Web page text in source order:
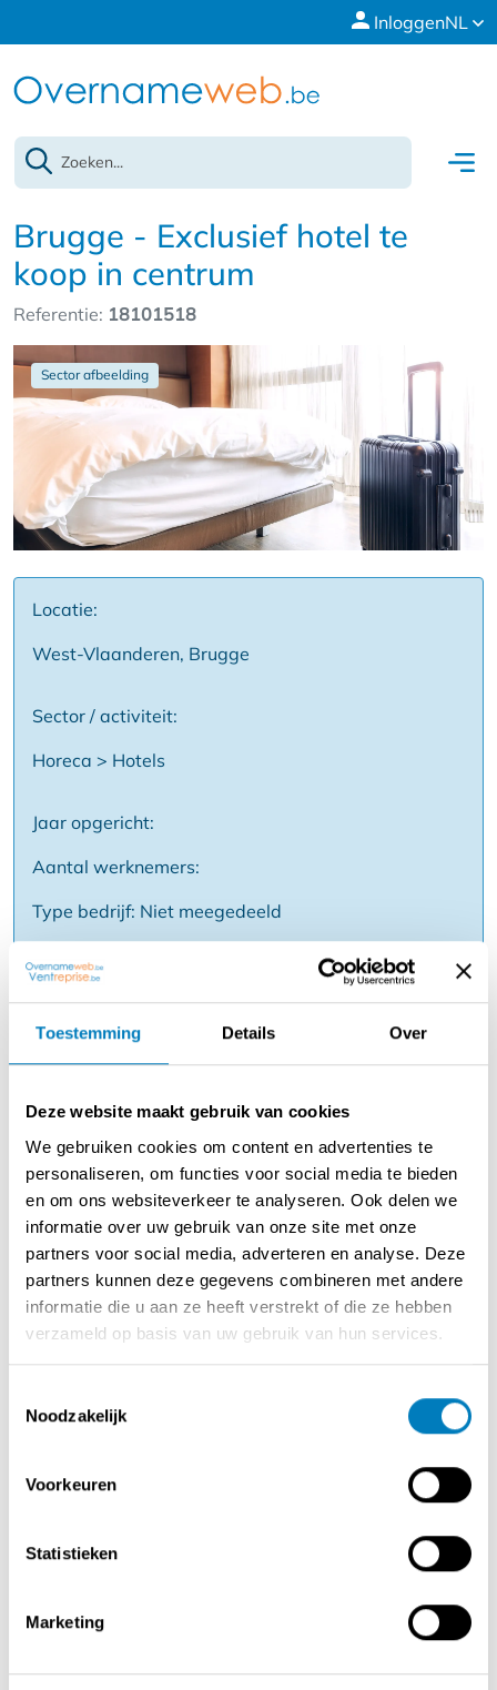
Toestemming Details Over
Deze website maakt gebruik van cookies
We gebruiken cookies om content en advertenties te
personaliseren, om functies voor social media te bieden
en om ons websiteverkeer te analyseren. Ook delen we
informatie over uw gebruik van onze site met onze
partners voor social media, adverteren en analyse. Deze
partners kunnen deze gegevens combineren met andere
informatie die u aan ze heeft verstrekt of die ze hebben
verzameld op basis van uw gebruik van hun services.
Noodzakelijk
Voorkeuren
Statistieken
Marketing
InloggenNL
Brugge - Exclusief hotel te
koop in centrum
Referentie: 18101518
Sector afbeelding
Locatie:
West-Vlaanderen, Brugge
Sector / activiteit:
Horeca > Hotels
Jaar opgericht:
Aantal werknemers:
Type bedrijf: Niet meegedeeld
Prijs: Niet gespecificeerd
Beschrijving
Te koop: exclusief familiaal hotel centrum Brugge.
Verkoop onroerend goed en uitbating.
Info enkel op kantoor.
Contact opnemen met de verkoper
Misschien vind je deze advertenties
ook wel interessant